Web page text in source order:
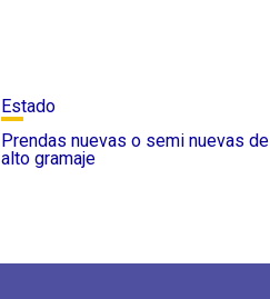
Estado
Prendas nuevas o semi nuevas de
alto gramaje